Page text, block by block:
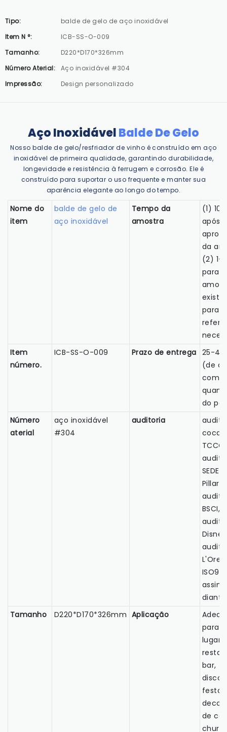
Tipo:
balde de gelo de aço inoxidável
Item N °:
ICB-SS-O-009
Tamanho:
D220*D170*326mm
Número Aterial:
Aço inoxidável #304
Impressão:
Design personalizado
Aço InoxidávelBalde De Gelo
Nosso balde de gelo/resfriador de vinho é construído em aço
inoxidável de primeira qualidade, garantindo durabilidade,
longevidade e resistência à ferrugem e corrosão. Ele é
construído para suportar o uso frequente e manter sua
aparência elegante ao longo do tempo.
Nome do
item
balde de gelo de
aço inoxidável
Tempo da
amostra
(1)
após a
da
(2) 1-
para
para
Item
número.
ICB-SS-O-009 Prazo de entrega 25-40
(de
com a
do
Número
aterial
aço inoxidável
#304
auditoria
TCCC,
Pillar,
BSCI,
assim
Tamanho
D220*D170*326mm Aplicação
para
bar,
festa,
de